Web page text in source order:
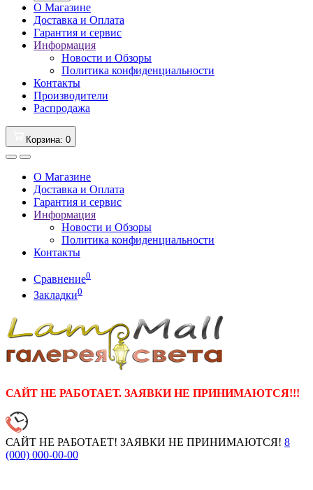
О Магазине
Доставка и Оплата
Гарантия и сервис
Информация
Новости и Обзоры
Политика конфиденциальности
Контакты
Производители
Распродажа
Корзина: 0
О Магазине
Доставка и Оплата
Гарантия и сервис
Информация
Новости и Обзоры
Политика конфиденциальности
Контакты
Сравнение0
Закладки0
САЙТ НЕ РАБОТАЕТ. ЗАЯВКИ НЕ ПРИНИМАЮТСЯ!!!
САЙТ НЕ РАБОТАЕТ! ЗАЯВКИ НЕ ПРИНИМАЮТСЯ! 8
(000) 000-00-00